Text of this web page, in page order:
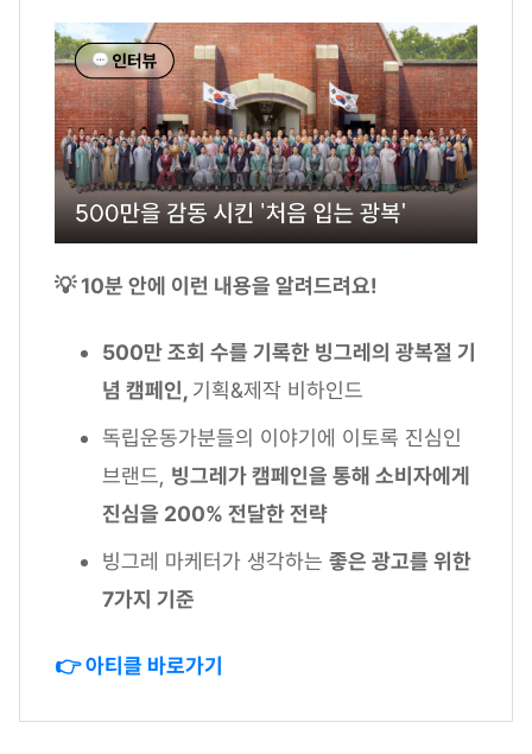
💡 10분 안에 이런 내용을 알려드려요!
500만 조회 수를 기록한 빙그레의 광복절 기
념 캠페인, 기획&제작 비하인드
독립운동가분들의 이야기에 이토록 진심인
브랜드, 빙그레가 캠페인을 통해 소비자에게
진심을 200% 전달한 전략
빙그레 마케터가 생각하는 좋은 광고를 위한
7가지 기준
👉 아티클 바로가기